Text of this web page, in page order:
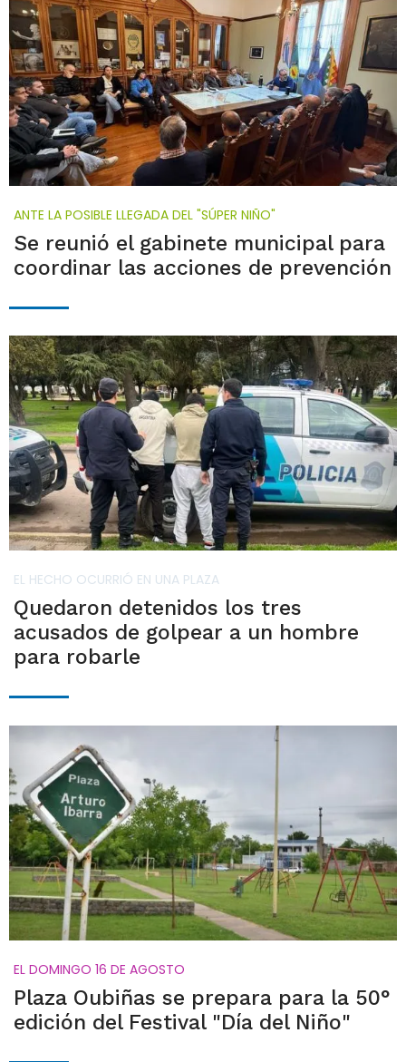
ANTE LA POSIBLE LLEGADA DEL "SÚPER NIÑO"
Se reunió el gabinete municipal para
coordinar las acciones de prevención
EL HECHO OCURRIÓ EN UNA PLAZA
Quedaron detenidos los tres
acusados de golpear a un hombre
para robarle
EL DOMINGO 16 DE AGOSTO
Plaza Oubiñas se prepara para la 50°
edición del Festival "Día del Niño"